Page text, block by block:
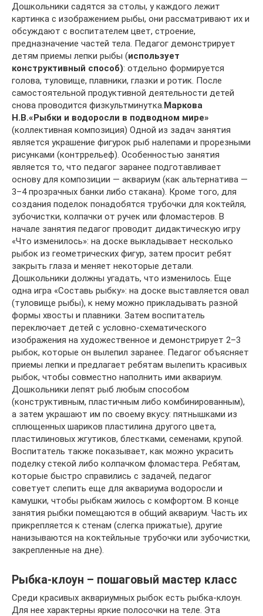
Дошкольники садятся за столы, у каждого лежит
картинка с изображением рыбы, они рассматривают их и
обсуждают с воспитателем цвет, строение,
предназначение частей тела. Педагог демонстрирует
детям приемы лепки рыбы (использует
конструктивный способ): отдельно формируется
голова, туловище, плавники, глазки и ротик. После
самостоятельной продуктивной деятельности детей
снова проводится физкультминутка. Маркова
Н.В.«Рыбки и водоросли в подводном мире»
(коллективная композиция) Одной из задач занятия
является украшение фигурок рыб налепами и прорезными
рисунками (контррельеф). Особенностью занятия
является то, что педагог заранее подготавливает
основу для композиции — аквариум (как альтернатива —
3–4 прозрачных банки либо стакана). Кроме того, для
создания поделок понадобятся трубочки для коктейля,
зубочистки, колпачки от ручек или фломастеров. В
начале занятия педагог проводит дидактическую игру
«Что изменилось»: на доске выкладывает несколько
рыбок из геометрических фигур, затем просит ребят
закрыть глаза и меняет некоторые детали.
Дошкольники должны угадать, что изменилось. Еще
одна игра «Составь рыбку»: на доске выставляется овал
(туловище рыбы), к нему можно прикладывать разной
формы хвосты и плавники. Затем воспитатель
переключает детей с условно-схематического
изображения на художественное и демонстрирует 2–3
рыбок, которые он вылепил заранее. Педагог объясняет
приемы лепки и предлагает ребятам вылепить красивых
рыбок, чтобы совместно наполнить ими аквариум.
Дошкольники лепят рыб любым способом
(конструктивным, пластичным либо комбинированным),
а затем украшают им по своему вкусу: пятнышками из
сплющенных шариков пластилина другого цвета,
пластилиновых жгутиков, блестками, семенами, крупой.
Воспитатель также показывает, как можно украсить
поделку стекой либо колпачком фломастера. Ребятам,
которые быстро справились с задачей, педагог
советует слепить еще для аквариума водоросли и
камушки, чтобы рыбкам жилось с комфортом. В конце
занятия рыбки помещаются в общий аквариум. Часть их
прикрепляется к стенам (слегка прижатые), другие
нанизываются на коктейльные трубочки или зубочистки,
закрепленные на дне).
Рыбка-клоун – пошаговый мастер класс
Среди красивых аквариумных рыбок есть рыбка-клоун.
Для нее характерны яркие полосочки на теле. Эта